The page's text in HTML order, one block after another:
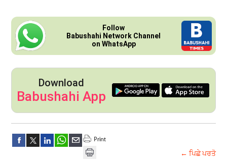
Follow
Babushahi Network Channel
on WhatsApp
Download
Babushahi App
← ਪਿਛੇ ਪਰਤੋ